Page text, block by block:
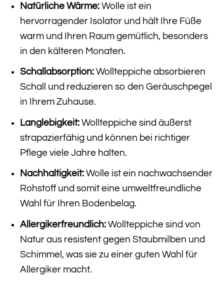
Natürliche Wärme:Wolle ist ein
hervorragender Isolator und hält Ihre Füße
warm und Ihren Raum gemütlich, besonders
in den kälteren Monaten.
Schallabsorption:Wollteppiche absorbieren
Schall und reduzieren so den Geräuschpegel
in Ihrem Zuhause.
Langlebigkeit:Wollteppiche sind äußerst
strapazierfähig und können bei richtiger
Pflege viele Jahre halten.
Nachhaltigkeit:Wolle ist ein nachwachsender
Rohstoff und somit eine umweltfreundliche
Wahl für Ihren Bodenbelag.
Allergikerfreundlich:Wollteppiche sind von
Natur aus resistent gegen Staubmilben und
Schimmel, was sie zu einer guten Wahl für
Allergiker macht.